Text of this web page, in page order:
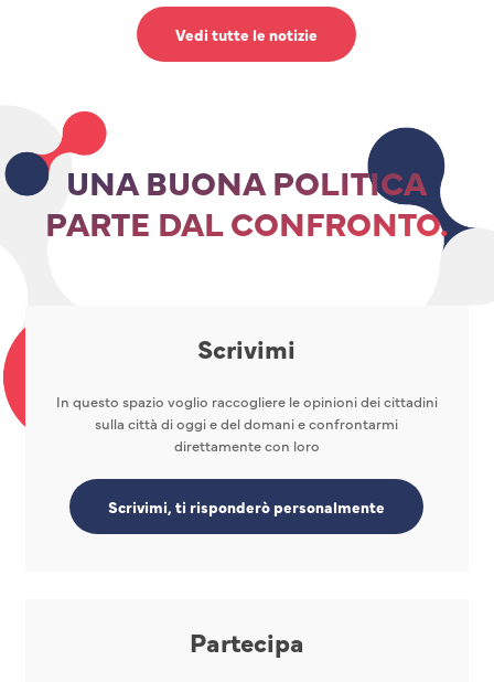
Vedi tutte le notizie
UNA BUONA POLITICA
PARTE DAL CONFRONTO.
Scrivimi
In questo spazio voglio raccogliere le opinioni dei cittadini
sulla città di oggi e del domani e confrontarmi
direttamente con loro
Scrivimi, ti risponderò personalmente
Partecipa